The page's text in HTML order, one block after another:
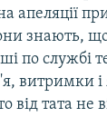
апеляції
знають,
по службі
витримки
від тата не